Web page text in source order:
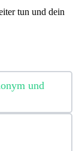
tun und dein
und